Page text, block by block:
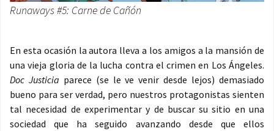
Runaways #5: Carne de Cañón
En esta ocasión la autora lleva a los amigos a la mansión de
una vieja gloria de la lucha contra el crimen en Los Ángeles.
Doc Justicia parece (se le ve venir desde lejos) demasiado
bueno para ser verdad, pero nuestros protagonistas sienten
tal necesidad de experimentar y de buscar su sitio en una
sociedad que ha seguido avanzando desde que ellos